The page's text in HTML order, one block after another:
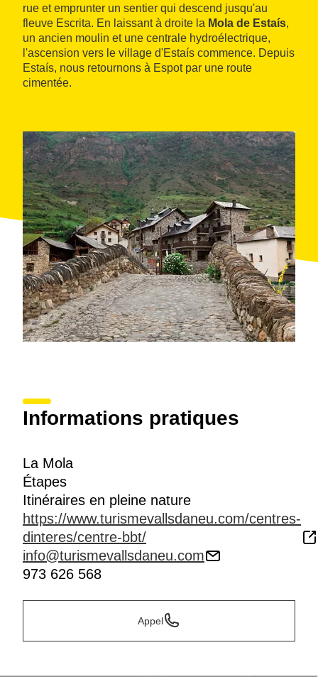
rue et emprunter un sentier qui descend jusqu'au
fleuve Escrita. En laissant à droite la Mola de Estaís,
un ancien moulin et une centrale hydroélectrique,
l'ascension vers le village d'Estaís commence. Depuis
Estaís, nous retournons à Espot par une route
cimentée.
Informations pratiques
La Mola
Étapes
Itinéraires en pleine nature
https://www.turismevallsdaneu.com/centres-
dinteres/centre-bbt/
info@turismevallsdaneu.com
973 626 568
Appel